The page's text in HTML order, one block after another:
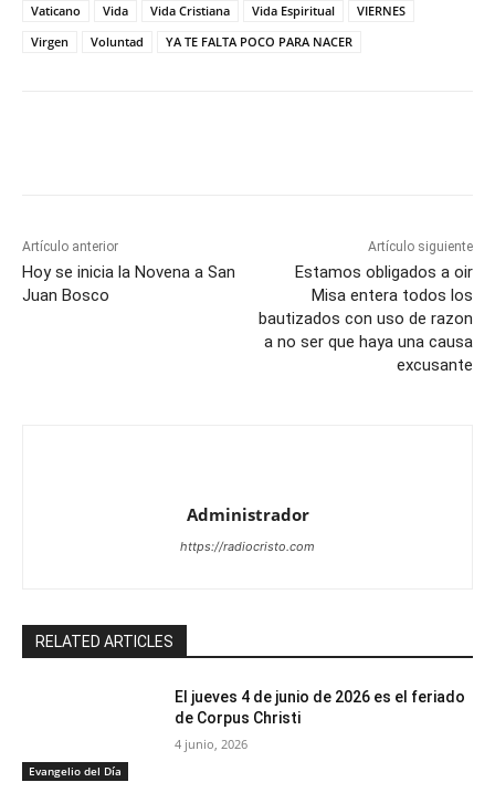
Vaticano
Vida Vida Cristiana Vida Espiritual
VIERNES
Virgen
Voluntad YA TE FALTA POCO PARA NACER
Artículo anterior
Hoy se inicia la Novena a San
Juan Bosco
Artículo siguiente
Estamos obligados a oir
Misa entera todos los
bautizados con uso de razon
a no ser que haya una causa
excusante
Administrador
https://radiocristo.com
RELATED ARTICLES
Evangelio del Día
El jueves 4 de junio de 2026 es el feriado
de Corpus Christi
4 junio, 2026